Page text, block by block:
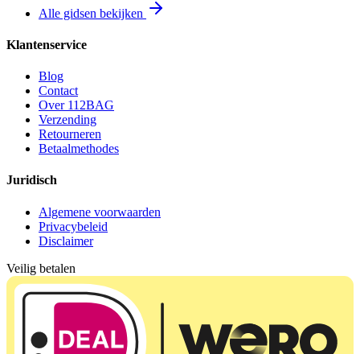
Alle gidsen bekijken
Klantenservice
Blog
Contact
Over 112BAG
Verzending
Retourneren
Betaalmethodes
Juridisch
Algemene voorwaarden
Privacybeleid
Disclaimer
Veilig betalen